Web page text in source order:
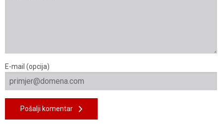
E-mail (opcija)
Pošalji komentar